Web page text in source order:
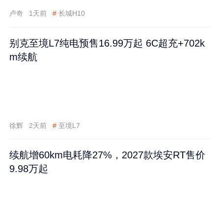
卢奇 1天前 # 长城H10
别克至境L7纯电预售16.99万起 6C超充+702k
m续航
徐辉 2天前 # 至境L7
续航增60km电耗降27%，2027款埃安RT售价
9.98万起